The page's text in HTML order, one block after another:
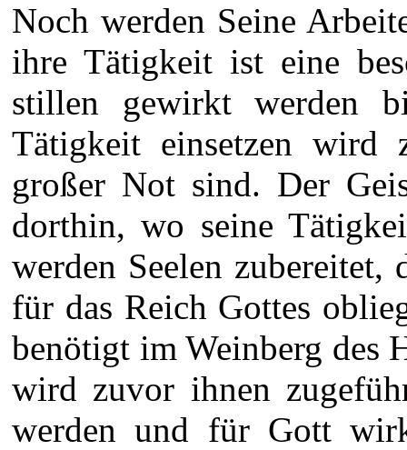
Noch werden Seine
ihre Tätigkeit ist eine
stillen gewirkt werden
Tätigkeit einsetzen wird
großer Not sind. Der
dorthin, wo seine
werden Seelen
für das Reich Gottes
benötigt im Weinberg des
wird zuvor ihnen
werden und für Gott